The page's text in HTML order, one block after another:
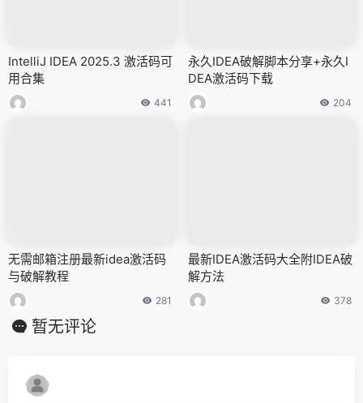
IntelliJ IDEA 2025.3 激活码可
用合集
441
永久IDEA破解脚本分享+永久I
DEA激活码下载
204
无需邮箱注册最新idea激活码
与破解教程
281
最新IDEA激活码大全附IDEA破
解方法
378
暂无评论